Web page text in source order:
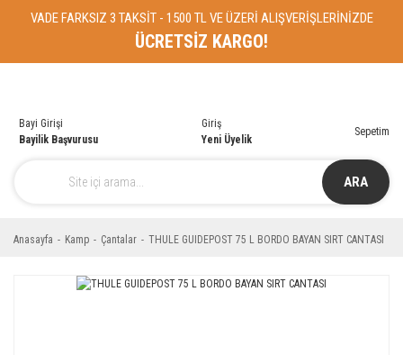
VADE FARKSIZ 3 TAKSİT - 1500 TL VE ÜZERİ ALIŞVERİŞLERİNİZDE
ÜCRETSİZ KARGO!
ARA
Bayi Girişi
Bayilik Başvurusu
Giriş
Yeni Üyelik
Sepetim
Anasayfa Kamp Çantalar THULE GUIDEPOST 75 L BORDO BAYAN SIRT CANTASI